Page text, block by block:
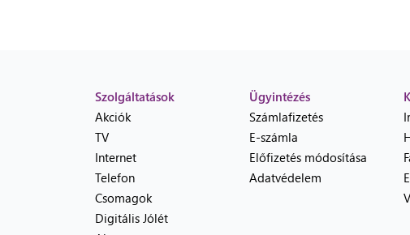
Szolgáltatások
Akciók
TV
Internet
Telefon
Csomagok
Digitális Jólét
Ügyintézés
Számlafizetés
E-számla
Előfizetés módosítása
Adatvédelem